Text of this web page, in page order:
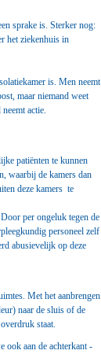
sprake is. Sterker nog:
het ziekenhuis in
is. Men neemt
maar niemand weet
actie.
patiënten te kunnen
waarbij de kamers dan
deze kamers te
per ongeluk tegen de
personeel zelf
abusievelijk op deze
Met het aanbrengen
naar de sluis of de
staat.
ook aan de achterkant -